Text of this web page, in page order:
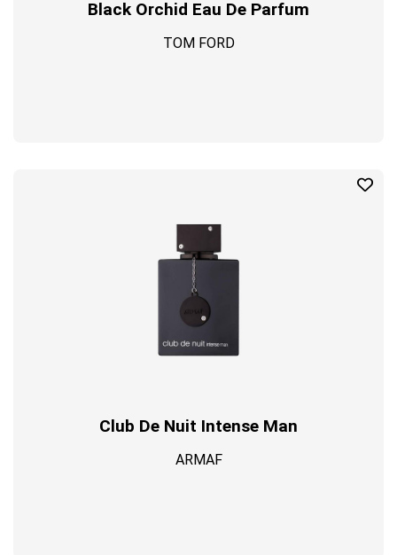
Black Orchid Eau De Parfum
TOM FORD
Club De Nuit Intense Man
ARMAF